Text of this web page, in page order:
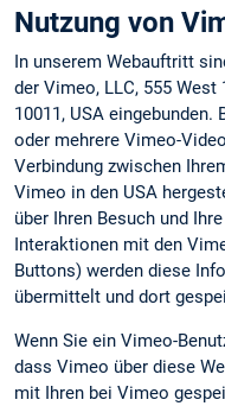
Nutzung von
In unserem Webauftritt
der Vimeo, LLC, 555
10011, USA
oder mehrere Vimeo-
Verbindung zwischen
Vimeo in den USA
über Ihren Besuch und
Interaktionen mit den
Buttons) werden diese
übermittelt und dort
Wenn Sie ein Vimeo-
dass Vimeo über diese
mit Ihren bei Vimeo